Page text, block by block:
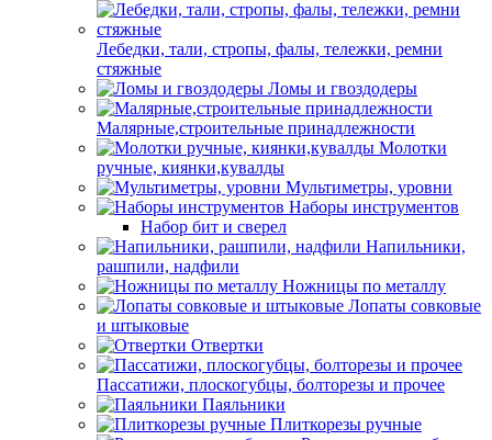
Лебедки, тали, стропы, фалы, тележки, ремни
стяжные
Ломы и гвоздодеры
Малярные,строительные принадлежности
Молотки
ручные, киянки,кувалды
Мультиметры, уровни
Наборы инструментов
Набор бит и сверел
Напильники,
рашпили, надфили
Ножницы по металлу
Лопаты совковые
и штыковые
Отвертки
Пассатижи, плоскогубцы, болторезы и прочее
Паяльники
Плиткорезы ручные